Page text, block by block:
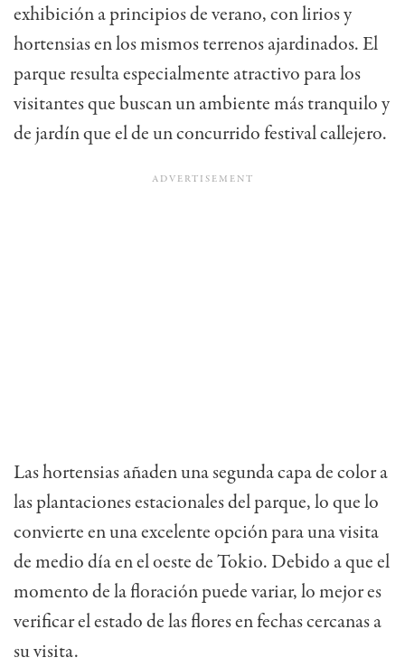
exhibición a principios de verano, con lirios y
hortensias en los mismos terrenos ajardinados. El
parque resulta especialmente atractivo para los
visitantes que buscan un ambiente más tranquilo y
de jardín que el de un concurrido festival callejero.
Las hortensias añaden una segunda capa de color a
las plantaciones estacionales del parque, lo que lo
convierte en una excelente opción para una visita
de medio día en el oeste de Tokio. Debido a que el
momento de la floración puede variar, lo mejor es
verificar el estado de las flores en fechas cercanas a
su visita.